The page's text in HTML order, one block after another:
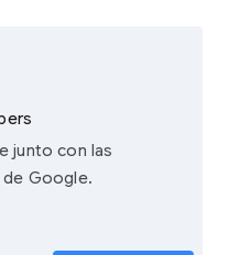
junto con las
Google.